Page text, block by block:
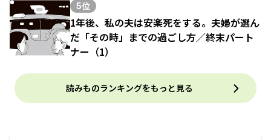
5位
1年後、私の夫は安楽死をする。夫婦が選ん
だ「その時」までの過ごし方／終末パート
ナー（1）
読みものランキングをもっと見る